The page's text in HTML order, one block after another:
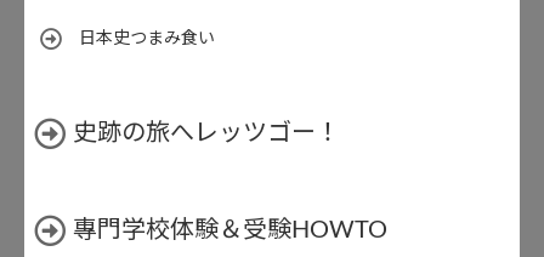
日本史つまみ食い
史跡の旅へレッツゴー！
專門学校体験＆受験HOWTO